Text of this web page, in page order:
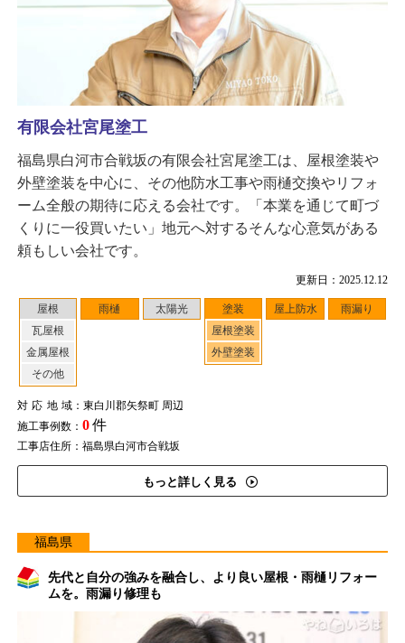
更新日：2025.12.12
屋根
瓦屋根
金属屋根
その他
雨樋 太陽光
塗装
屋根塗装
外壁塗装
屋上防水 雨漏り
対応地域：東白川郡矢祭町 周辺
施工事例数： 0件
工事店住所：福島県白河市合戦坂
もっと詳しく見る
有限会社宮尾塗工
福島県白河市合戦坂の有限会社宮尾塗工は、屋根塗装や
外壁塗装を中心に、その他防水工事や雨樋交換やリフォ
ーム全般の期待に応える会社です。「本業を通じて町づ
くりに一役買いたい」地元へ対するそんな心意気がある
頼もしい会社です。
福島県
先代と自分の強みを融合し、より良い屋根・雨樋リフォー
ムを。雨漏り修理も